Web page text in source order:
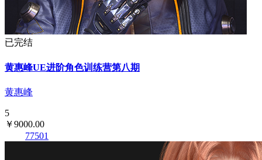
已完结
黄惠峰UE进阶角色训练营第八期
黄惠峰
5
￥9000.00
77501